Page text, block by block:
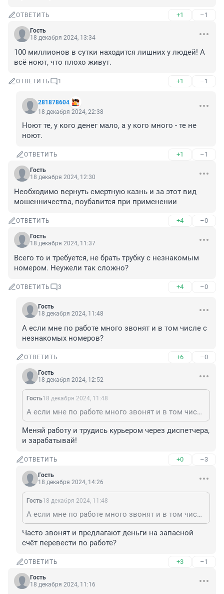
ОТВЕТИТЬ +1 –1
Гость
18 декабря 2024, 13:34
100 миллионов в сутки находится лишних у людей! А
всё ноют, что плохо живут.
ОТВЕТИТЬ 1 +1 –1
281878604
18 декабря 2024, 22:38
Ноют те, у кого денег мало, а у кого много - те не
ноют.
ОТВЕТИТЬ +1 –1
Гость
18 декабря 2024, 12:30
Необходимо вернуть смертную казнь и за этот вид
мошенничества, поубавится при применении
ОТВЕТИТЬ +4 –0
Гость
18 декабря 2024, 11:37
Всего то и требуется, не брать трубку с незнакомым
номером. Неужели так сложно?
ОТВЕТИТЬ 3 +4 –0
Гость
18 декабря 2024, 11:48
А если мне по работе много звонят и в том числе с
незнакомых номеров?
ОТВЕТИТЬ +6 –0
Гость
18 декабря 2024, 12:52
Гость18 декабря 2024, 11:48
А если мне по работе много звонят и в том числе с незнакомых номеров?
Меняй работу и трудись курьером через диспетчера,
и зарабатывай!
ОТВЕТИТЬ +0 –3
Гость
18 декабря 2024, 14:26
Гость18 декабря 2024, 11:48
А если мне по работе много звонят и в том числе с незнакомых номеров?
Часто звонят и предлагают деньги на запасной
счёт перевести по работе?
ОТВЕТИТЬ +3 –1
Гость
18 декабря 2024, 11:16